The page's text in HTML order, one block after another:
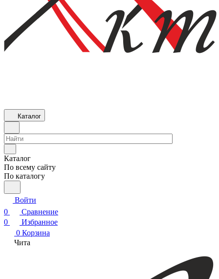
Каталог
Каталог
По всему сайту
По каталогу
Войти
0
Сравнение
0
Избранное
0 Корзина
Чита